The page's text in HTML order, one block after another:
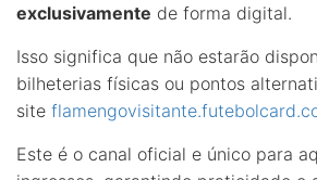
exclusivamente de forma digital.
Isso significa que não estarão
bilheterias físicas ou pontos
site
Este é o canal oficial e único para